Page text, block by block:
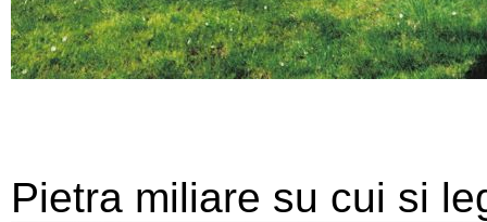
Pietra miliare su cui si